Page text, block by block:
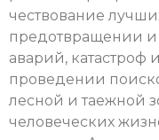
чествование
предотвращении
аварий, катастроф
проведении
лесной и таежной
человеческих